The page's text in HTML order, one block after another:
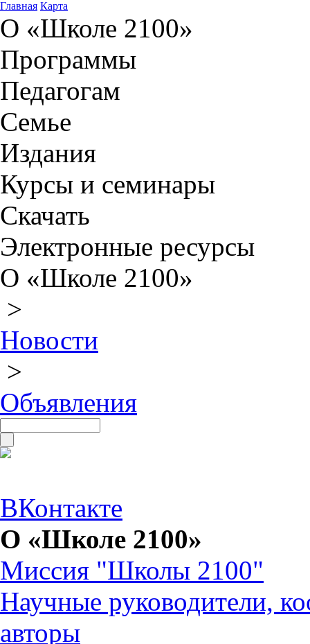
Главная Карта
О «Школе 2100»
Программы
Педагогам
Семье
Издания
Курсы и семинары
Скачать
Электронные ресурсы
О «Школе 2100»
>
Новости
>
Объявления
ВКонтакте
О «Школе 2100»
Миссия "Школы 2100"
Научные руководители,
авторы